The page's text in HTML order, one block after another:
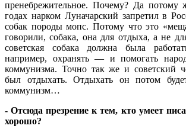
пренебрежительное. Почему? Да потому
годах нарком Луначарский запретил в
собак породы мопс. Потому что это
говорили, собака, она для отдыха, а не
советская собака должна была
например, охранять — и помогать
коммунизма. Точно так же и советский
был отдыхать. Отдыхать он потом
коммунизм…
- Отсюда презрение к тем, кто умеет
хорошо?